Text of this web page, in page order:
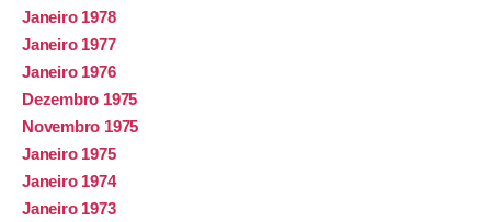
Janeiro 1978
Janeiro 1977
Janeiro 1976
Dezembro 1975
Novembro 1975
Janeiro 1975
Janeiro 1974
Janeiro 1973